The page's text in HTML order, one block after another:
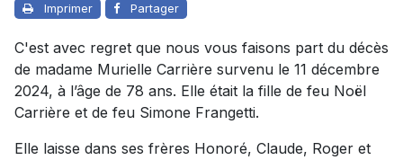
Imprimer Partager
C'est avec regret que nous vous faisons part du décès
de madame Murielle Carrière survenu le 11 décembre
2024, à l’âge de 78 ans. Elle était la fille de feu Noël
Carrière et de feu Simone Frangetti.
Elle laisse dans ses frères Honoré, Claude, Roger et